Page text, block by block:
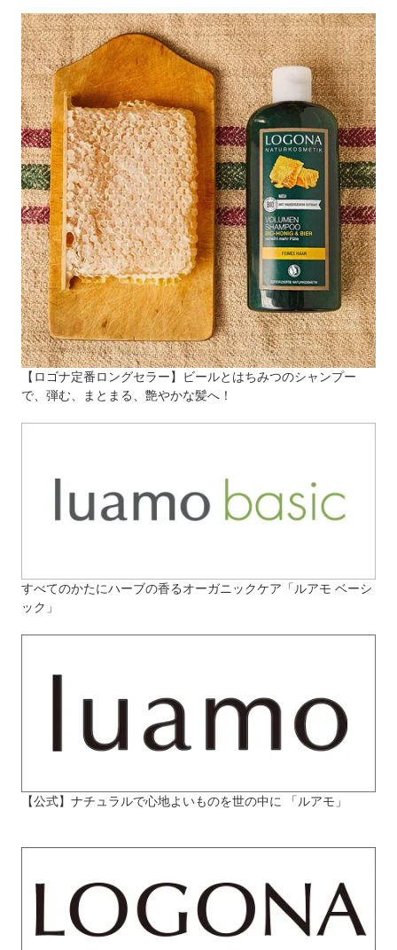
【ロゴナ定番ロングセラー】ビールとはちみつのシャンプー
で、弾む、まとまる、艶やかな髪へ！
すべてのかたにハーブの香るオーガニックケア「ルアモ ベーシ
ック」
【公式】ナチュラルで心地よいものを世の中に 「ルアモ」